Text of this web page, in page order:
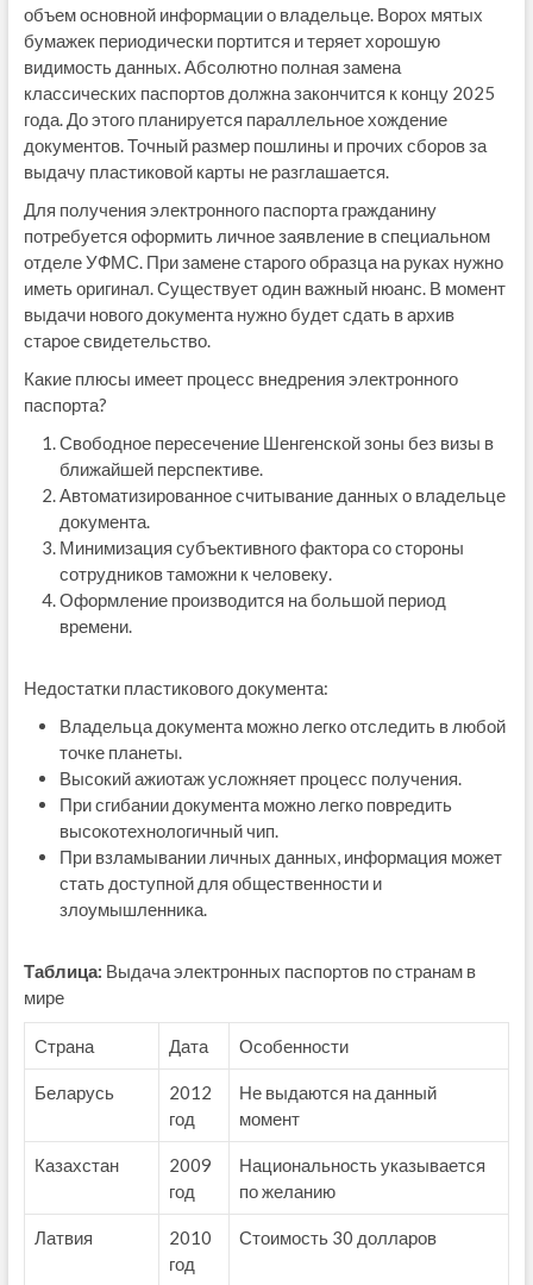
объем основной информации о владельце. Ворох мятых
бумажек периодически портится и теряет хорошую
видимость данных. Абсолютно полная замена
классических паспортов должна закончится к концу 2025
года. До этого планируется параллельное хождение
документов. Точный размер пошлины и прочих сборов за
выдачу пластиковой карты не разглашается.
Для получения электронного паспорта гражданину
потребуется оформить личное заявление в специальном
отделе УФМС. При замене старого образца на руках нужно
иметь оригинал. Существует один важный нюанс. В момент
выдачи нового документа нужно будет сдать в архив
старое свидетельство.
Какие плюсы имеет процесс внедрения электронного
паспорта?
Свободное пересечение Шенгенской зоны без визы в
ближайшей перспективе.
Автоматизированное считывание данных о владельце
документа.
Минимизация субъективного фактора со стороны
сотрудников таможни к человеку.
Оформление производится на большой период
времени.
Недостатки пластикового документа:
Владельца документа можно легко отследить в любой
точке планеты.
Высокий ажиотаж усложняет процесс получения.
При сгибании документа можно легко повредить
высокотехнологичный чип.
При взламывании личных данных, информация может
стать доступной для общественности и
злоумышленника.
Таблица: Выдача электронных паспортов по странам в
мире
Страна Дата Особенности
Беларусь
2012
год
Не выдаются на данный
момент
Казахстан
2009
год
Национальность указывается
по желанию
Латвия
2010
год
Стоимость 30 долларов